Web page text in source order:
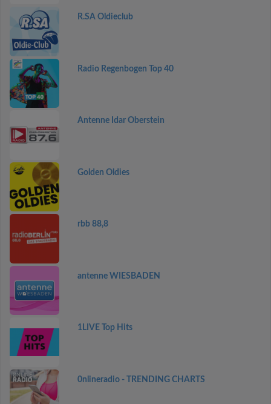
R.SA Oldieclub
Radio Regenbogen Top 40
Antenne Idar Oberstein
Golden Oldies
rbb 88,8
antenne WIESBADEN
1LIVE Top Hits
0nlineradio - TRENDING CHARTS